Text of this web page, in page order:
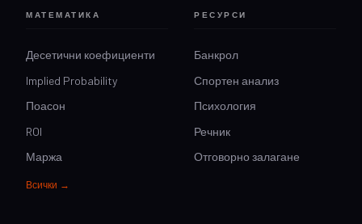
МАТЕМАТИКА
Десетични коефициенти
Implied Probability
Поасон
ROI
Маржа
Всички →
РЕСУРСИ
Банкрол
Спортен анализ
Психология
Речник
Отговорно залагане